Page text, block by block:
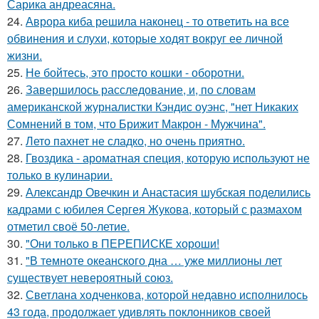
Сарика андреасяна.
24. Аврора киба решила наконец - то ответить на все
обвинения и слухи, которые ходят вокруг ее личной
жизни.
25. Не бойтесь, это просто кошки - оборотни.
26. Завершилось расследование, и, по словам
американской журналистки Кэндис оуэнс, "нет Никаких
Сомнений в том, что Брижит Макрон - Мужчина".
27. Лето пахнет не сладко, но очень приятно.
28. Гвоздика - ароматная специя, которую используют не
только в кулинарии.
29. Александр Овечкин и Анастасия шубская поделились
кадрами с юбилея Сергея Жукова, который с размахом
отметил своё 50-летие.
30. "Они только в ПЕРЕПИСКЕ хороши!
31. "В темноте океанского дна … уже миллионы лет
существует невероятный союз.
32. Светлана ходченкова, которой недавно исполнилось
43 года, продолжает удивлять поклонников своей